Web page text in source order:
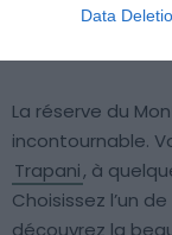
Data
La réserve du
incontournable.
Trapani, à
Choisissez l’un
découvrez la